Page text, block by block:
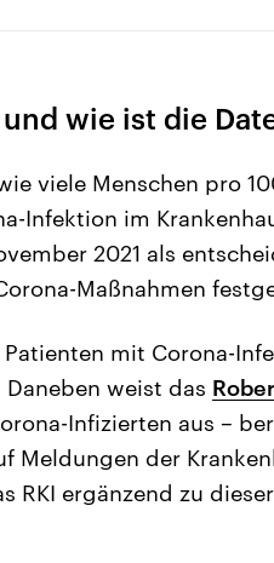
wie ist die
viele Menschen pro
Infektion im
2021 als
Maßnahmen
mit Corona-
weist das
Infizierten aus –
Meldungen der
RKI ergänzend zu